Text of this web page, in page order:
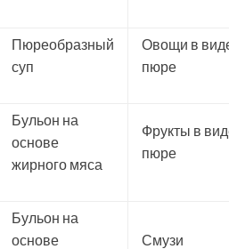
Пюреобразный
суп
Овощи в
пюре
Бульон на
основе
жирного мяса
Фрукты в
пюре
Бульон на
основе
Смузи